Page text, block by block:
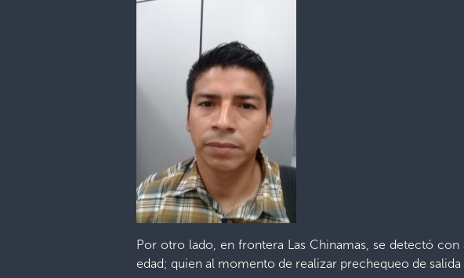
Por otro lado, en frontera Las Chinamas, se detectó
edad; quien al momento de realizar prechequeo de